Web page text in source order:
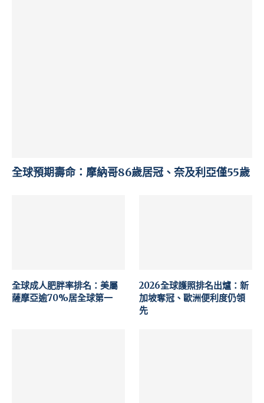
全球預期壽命：摩納哥86歲居冠、奈及利亞僅55歲
全球成人肥胖率排名：美屬
薩摩亞逾70%居全球第一
2026全球護照排名出爐：新
加坡奪冠、歐洲便利度仍領
先